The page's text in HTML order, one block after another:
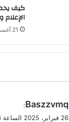
كيف
الإعلام
21 أغسطس، 2025
يBaszzvmq
:
26 فبراير، 2025 الساعة 10:36 م